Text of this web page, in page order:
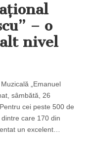
– o
nivel
„Emanuel
sâmbătă, 26
cei peste 500 de
care 170 din
un excelent…